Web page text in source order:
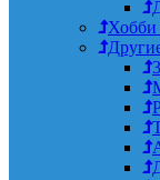
Хобби